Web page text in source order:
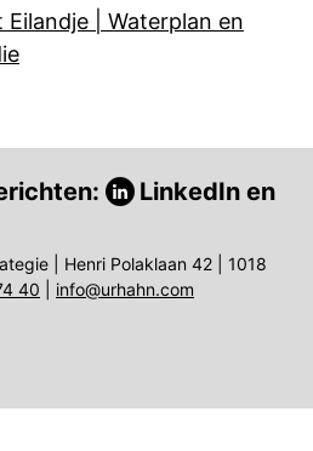
Eilandje | Waterplan en
LinkedIn en
| Henri Polaklaan 42 | 1018
40 info@urhahn.com